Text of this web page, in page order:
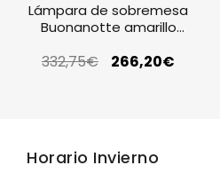
Lámpara de sobremesa
Buonanotte amarillo
332,75€ 266,20€
Horario Invierno